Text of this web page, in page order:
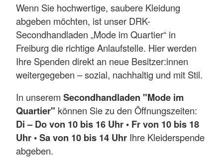
Wenn Sie hochwertige, saubere Kleidung
abgeben möchten, ist unser DRK-
Secondhandladen „Mode im Quartier“ in
Freiburg die richtige Anlaufstelle. Hier werden
Ihre Spenden direkt an neue Besitzer:innen
weitergegeben – sozial, nachhaltig und mit Stil.
In unserem Secondhandladen "Mode im
Quartier" können Sie zu den Öffnungszeiten:
Di – Do von 10 bis 16 Uhr • Fr von 10 bis 18
Uhr • Sa von 10 bis 14 Uhr Ihre Kleiderspende
abgeben.